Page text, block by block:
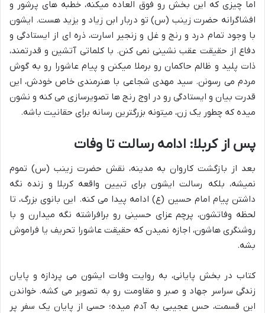
اما چیزی که این بخش رو فوق العاده میکنه، خطبه های پرشور و
افشاگرانه حضرت زینب (س) تو دربار ابن زیاد و یزید هست. ایشون
با وجود تمام درد و رنج و غل و زنجیر اسارت، ذره ای از ایستادگی و
دفاع از حقیقت عقب نشینی نمی کنن. با کلماتی آتشین و قدرتمند،
ذات پلید و ظالم حاکمان رو برملا میکنن و پیام عاشورا رو به گوش
مردم می رسونن. سید مهدی شجاعی با هنرمندی خاص خودش، این
قدرت بیان و ایستادگی رو در اوج رنج ها تصویرسازی می کنه و نشون
میده که چطور یک زن، میتونه بزرگترین رسانه برای حقانیت باشه.
پس از کربلا: ادامه رسالت تا وفات
بعد از بازگشت کاروان به مدینه، نقش حضرت زینب (س) تموم
نمیشه، بلکه رسالت ایشون برای تبیین واقعه کربلا و زنده نگه
داشتن پیام امام حسین (ع) ادامه پیدا می کنه. این بانوی بزرگ، تا
لحظه وفاتشون، پرچم عزای حسینی رو برافراشته نگه میدارن و با
روشنگری هاشون، اجازه نمیدن که حقیقت عاشورا تحریف یا فراموش
بشه.
کتاب در بخش پایانی، به روایت وفات ایشون می پردازه و پایان
زندگی سراسر جهاد و صبر و مقاومت رو به تصویر می کشه. خواندن
این قسمت، حس عجیبی به آدم میده؛ حسی از پایان یک سفر پر